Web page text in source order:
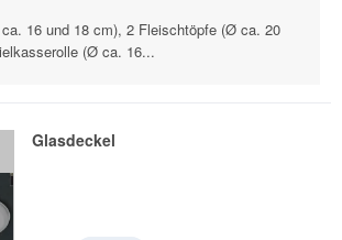
16 und 18 cm), 2 Fleischtöpfe (Ø ca. 20
(Ø ca. 16...
Glasdeckel